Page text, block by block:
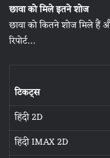
छावा को मिले इतने शोज
छावा को कितने शोज मिले हैं
रिपोर्ट…
टिकट्स
हिंदी 2D
हिंदी IMAX 2D